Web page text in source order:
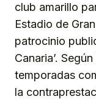
club amarillo
Estadio de
patrocinio
Canaria’.
temporadas
la